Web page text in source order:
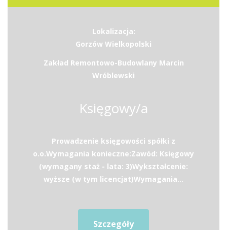
Lokalizacja:
Gorzów Wielkopolski
Zakład Remontowo-Budowlany Marcin
Wróblewski
Księgowy/a
Prowadzenie księgowości spółki z
o.o.Wymagania konieczne:Zawód: Księgowy
(wymagany staż - lata: 3)Wykształcenie:
wyższe (w tym licencjat)Wymagania...
Szczegóły